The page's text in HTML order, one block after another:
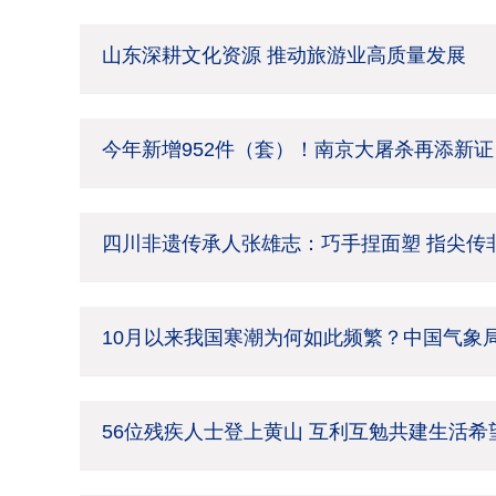
山东深耕文化资源 推动旅游业高质量发展
今年新增952件（套）！南京大屠杀再添新证
四川非遗传承人张雄志：巧手捏面塑 指尖传
10月以来我国寒潮为何如此频繁？中国气象
56位残疾人士登上黄山 互利互勉共建生活希